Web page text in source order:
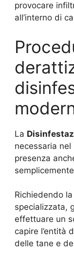
provocare
all’interno di
La
necessaria
presenza
Richiedendo
specializzata,
effettuare un
capire l’entità
delle tane e